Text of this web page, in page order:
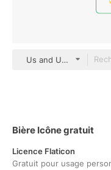
Us and Up Gradient
Bière Icône gratuit
Licence Flaticon
Gratuit pour usage